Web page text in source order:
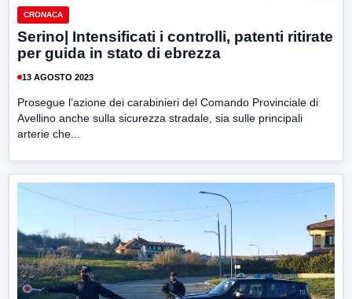
CRONACA
Serino| Intensificati i controlli, patenti ritirate
per guida in stato di ebrezza
13 AGOSTO 2023
Prosegue l’azione dei carabinieri del Comando Provinciale di
Avellino anche sulla sicurezza stradale, sia sulle principali
arterie che...